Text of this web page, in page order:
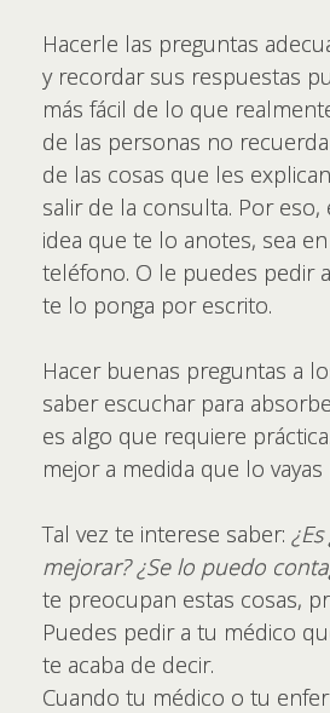
Hacerle las preguntas
y recordar sus respuestas
más fácil de lo que
de las personas no
de las cosas que les
salir de la consulta. Por eso,
idea que te lo anotes, sea
teléfono. O le puedes pedir
te lo ponga por escrito.
Hacer buenas preguntas a
saber escuchar para
es algo que requiere
mejor a medida que lo
Tal vez te interese saber:
mejorar? ¿Se lo puedo
te preocupan estas cosas,
Puedes pedir a tu médico
te acaba de decir.
Cuando tu médico o tu